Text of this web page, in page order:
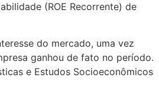
(ROE Recorrente) de
do mercado, uma vez
ganhou de fato no período.
e Estudos Socioeconômicos